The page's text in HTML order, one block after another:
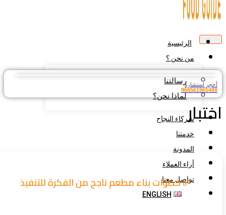
الرئيسية
من نحن ؟
رسالتنا
لماذا نحن؟
شركاء النجاح
خدمتنا
المدونة
أراء العملاء
تواصل معنا
ENGLISH
استشارة
✅ خطوات بناء مطعم ناجح من الفكرة للتنفيذ